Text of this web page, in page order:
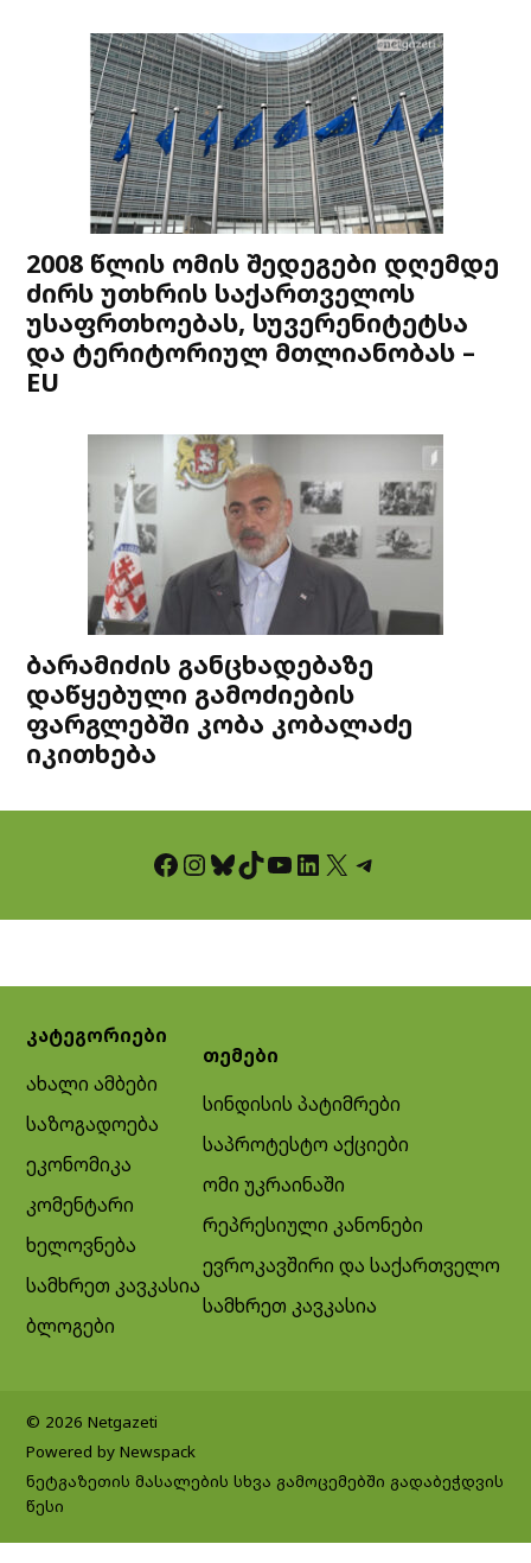
2008 წლის ომის შედეგები დღემდე
ძირს უთხრის საქართველოს
უსაფრთხოებას, სუვერენიტეტსა
და ტერიტორიულ მთლიანობას –
EU
ბარამიძის განცხადებაზე
დაწყებული გამოძიების
ფარგლებში კობა კობალაძე
იკითხება
Facebook InstagramBluesky TikTok YouTube LinkedIn X Telegram
კატეგორიები
ახალი ამბები
საზოგადოება
ეკონომიკა
კომენტარი
ხელოვნება
სამხრეთ კავკასია
ბლოგები
თემები
სინდისის პატიმრები
საპროტესტო აქციები
ომი უკრაინაში
რეპრესიული კანონები
ევროკავშირი და საქართველო
სამხრეთ კავკასია
© 2026 Netgazeti
Powered by Newspack
ნეტგაზეთის მასალების სხვა გამოცემებში გადაბეჭდვის
წესი